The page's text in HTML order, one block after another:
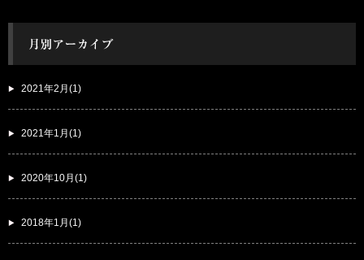
2021年2月(1)
2021年1月(1)
2020年10月(1)
2018年1月(1)